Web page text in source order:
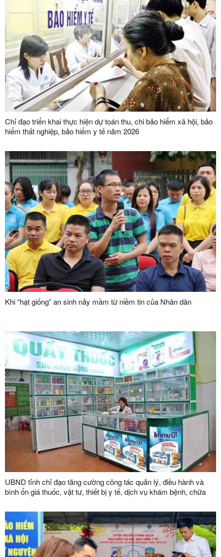
Chỉ đạo triển khai thực hiện dự toán thu, chi bảo hiểm xã hội, bảo
hiểm thất nghiệp, bảo hiểm y tế năm 2026
Khi “hạt giống” an sinh nảy mầm từ niềm tin của Nhân dân
UBND tỉnh chỉ đạo tăng cường công tác quản lý, điều hành và
bình ổn giá thuốc, vật tư, thiết bị y tế, dịch vụ khám bệnh, chữa